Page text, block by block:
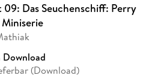
09: Das Seuchenschiff: Perry
(Download)